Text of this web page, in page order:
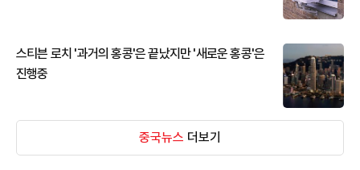
스티븐 로치 '과거의 홍콩'은 끝났지만 '새로운 홍콩'은
진행중
중국뉴스 더보기